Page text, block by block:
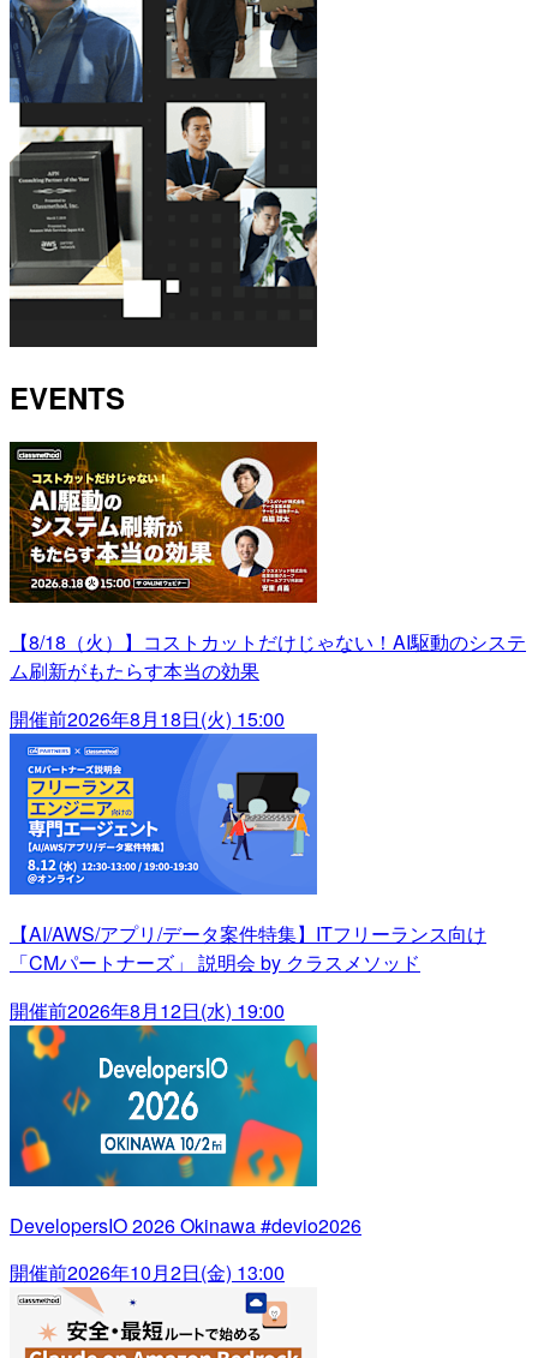
EVENTS
【8/18（火）】コストカットだけじゃない！AI駆動のシステ
ム刷新がもたらす本当の効果
開催前2026年8月18日(火) 15:00
【AI/AWS/アプリ/データ案件特集】ITフリーランス向け
「CMパートナーズ」 説明会 by クラスメソッド
開催前2026年8月12日(水) 19:00
DevelopersIO 2026 Okinawa #devio2026
開催前2026年10月2日(金) 13:00